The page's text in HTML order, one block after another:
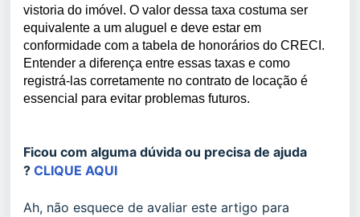
vistoria do imóvel. O valor dessa taxa costuma ser
equivalente a um aluguel e deve estar em
conformidade com a tabela de honorários do CRECI.
Entender a diferença entre essas taxas e como
registrá-las corretamente no contrato de locação é
essencial para evitar problemas futuros.
Ficou com alguma dúvida ou precisa de ajuda
? CLIQUE AQUI
Ah, não esquece de avaliar este artigo para